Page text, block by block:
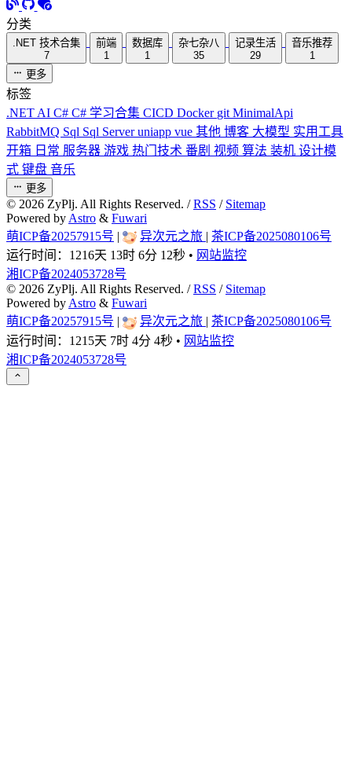
分类
.NET 技术合集
7
前端
1
数据库
1
杂七杂八
35
记录生活
29
音乐推荐
1
更多
标签
.NET AI C# C# 学习合集 CICD Docker git MinimalApi
RabbitMQ Sql Sql Serveruniapp vue 其他 博客 大模型 实用工具
开箱 日常 服务器 游戏 热门技术 番剧 视频 算法 装机 设计模
式 键盘 音乐
更多
© 2026 ZyPlj. All Rights Reserved. /RSS / Sitemap
Powered by Astro & Fuwari
萌ICP备20257915号 | 异次元之旅 | 茶ICP备2025080106号
运行时间： 1216天 13时 6分 13秒 • 网站监控
湘ICP备2024053728号
© 2026 ZyPlj. All Rights Reserved. /RSS / Sitemap
Powered by Astro & Fuwari
萌ICP备20257915号 | 异次元之旅 | 茶ICP备2025080106号
运行时间： 1215天 7时 4分 4秒 • 网站监控
湘ICP备2024053728号